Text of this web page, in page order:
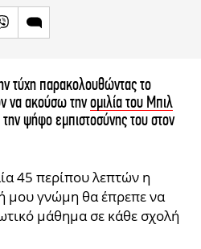
ΣΠΟΡ
TRAVEL
ΥΓΕΙΑ
ΟΛΥΜΠΙΑΚΟΙ ΑΓΩΝΕΣ
iAUTOKINITO
iGASTRONOMIE
ΖΩΔΙΑ
τύχη παρακολουθώντας το
να ακούσω τηνομιλία του Μπιλ
ψήφο εμπιστοσύνης του στον
45 περίπου λεπτών η
μου γνώμη θα έπρεπε να
μάθημα σε κάθε σχολή